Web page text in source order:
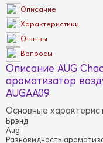
Описание
Характеристики
Отзывы
Вопросы
Описание AUG
ароматизатор
AUGAA09
Основные
Брэнд
Aug
Разновидность